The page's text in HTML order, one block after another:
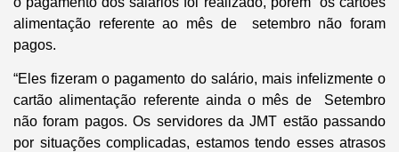
alimentação referente ao mês de setembro não foram
pagos.
“Eles fizeram o pagamento do salário, mais infelizmente o
cartão alimentação referente ainda o mês de Setembro
não foram pagos. Os servidores da JMT estão passando
por situações complicadas, estamos tendo esses atrasos